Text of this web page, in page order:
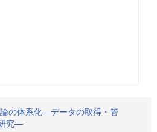
の体系化―データの取得・管
究―